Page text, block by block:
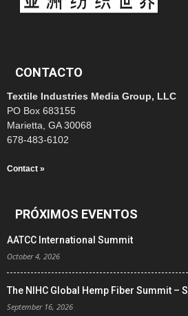
CONTACTO
Textile Industries Media Group, LLC
PO Box 683155
Marietta, GA 30068
678-483-6102
Contact »
PRÓXIMOS EVENTOS
AATCC International Summit
October 4, 2026
The NIHC Global Hemp Fiber Summit –
September 16, 2026